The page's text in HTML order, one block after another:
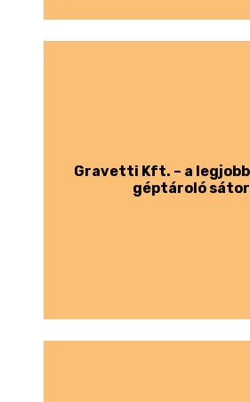
Gravetti Kft. – a
géptároló